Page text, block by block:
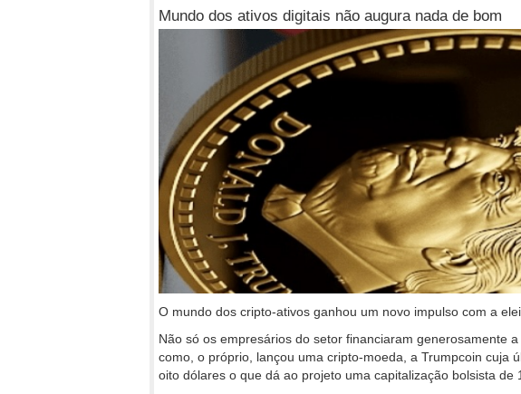
Mundo dos ativos digitais não augura nada de bom
O mundo dos cripto-ativos ganhou um novo impulso com a
Não só os empresários do setor financiaram generosamente
como, o próprio, lançou uma cripto-moeda, a Trumpcoin cuja
oito dólares o que dá ao projeto uma capitalização bolsista de